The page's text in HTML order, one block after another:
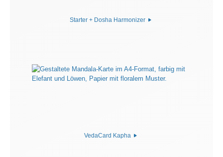
Starter + Dosha Harmonizer
VedaCard Kapha